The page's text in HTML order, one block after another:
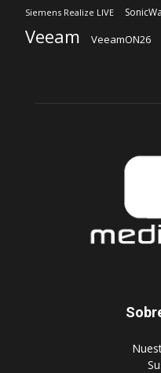
Siemens Realize LIVE
Veeam VeeamON26